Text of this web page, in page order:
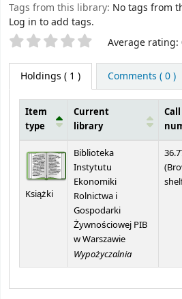
Tags from this library: No tags from
Log in to add tags.
Star ratings Average rating:
Holdings ( 1 ) Comments ( 0 )
Item
type
Current
library
Call
Książki
Biblioteka
Instytutu
Ekonomiki
Rolnictwa i
Gospodarki
Żywnościowej PIB
w Warszawie
Wypożyczalnia
(